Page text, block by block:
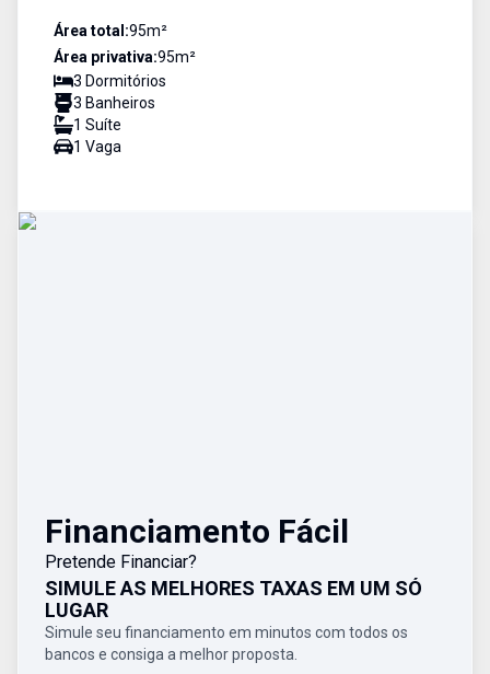
Área total:95m²
Área privativa:95m²
3 Dormitórios
3 Banheiros
1 Suíte
1 Vaga
Financiamento Fácil
Pretende Financiar?
SIMULE AS MELHORES TAXAS EM UM SÓ
LUGAR
Simule seu financiamento em minutos com todos os
bancos e consiga a melhor proposta.